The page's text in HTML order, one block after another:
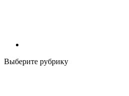
Выберите рубрику